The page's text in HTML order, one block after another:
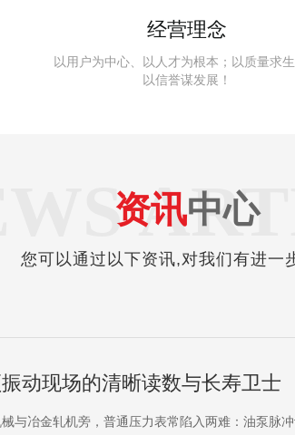
经营理念
以用户为中心、以人才为根本；以质量求生
以信誉谋发展！
资讯中心
您可以通过以下资讯,对我们有进一
动现场的清晰读数与长寿卫士
与冶金轧机旁，普通压力表常陷入两难：油泵脉